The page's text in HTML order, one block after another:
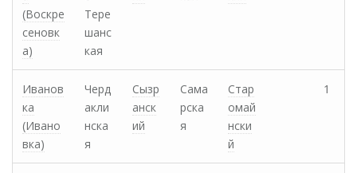
(Воскре
сеновк
а)
Тере
шанс
кая
Иванов
ка
(Ивано
вка)
Черд
акли
нска
я
Сызр
анск
ий
Сама
рска
я
Стар
омай
нски
й
1